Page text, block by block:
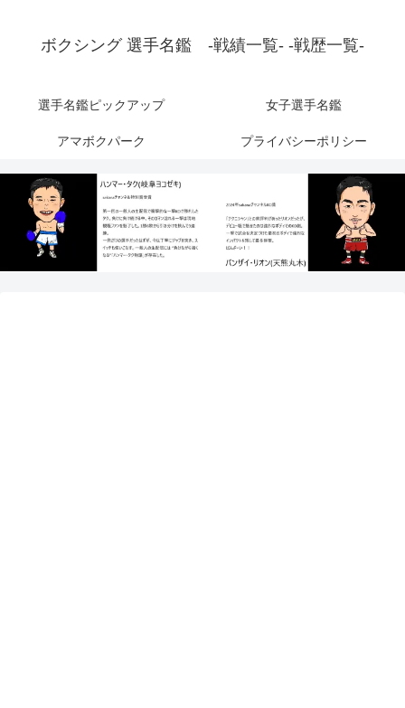
ボクシング 選手名鑑 -戦績一覧- -戦歴一覧-
選手名鑑ピックアップ 女子選手名鑑
アマボクパーク プライバシーポリシー